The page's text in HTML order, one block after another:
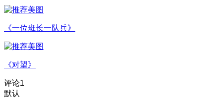
《一位班长一队兵》
《对望》
评论1
默认